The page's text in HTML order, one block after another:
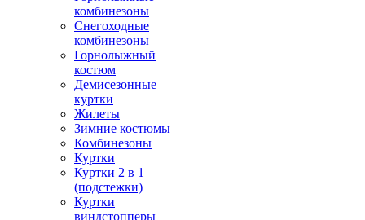
комбинезоны
Снегоходные
комбинезоны
Горнолыжный
костюм
Демисезонные
куртки
Жилеты
Зимние костюмы
Комбинезоны
Куртки
Куртки 2 в 1
(подстежки)
Куртки
виндстопперы